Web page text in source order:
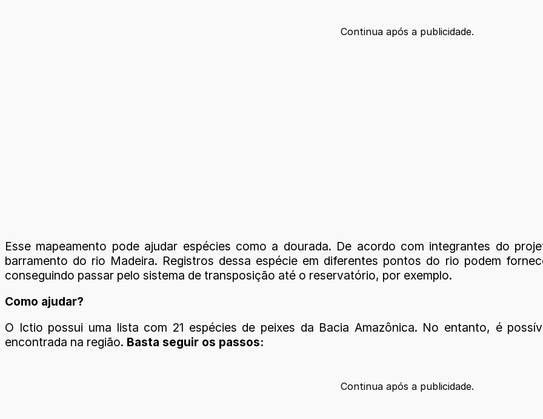
Continua após a publicidade.
Esse mapeamento pode ajudar espécies como a dourada. De acordo com integrantes do
barramento do rio Madeira. Registros dessa espécie em diferentes pontos do rio podem
conseguindo passar pelo sistema de transposição até o reservatório, por exemplo.
Como ajudar?
O Ictio possui uma lista com 21 espécies de peixes da Bacia Amazônica. No entanto, é
encontrada na região. Basta seguir os passos:
Continua após a publicidade.